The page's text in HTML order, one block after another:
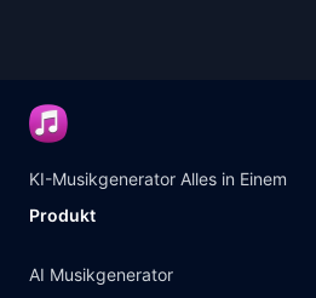
KI-Musikgenerator Alles in Einem
Produkt
AI Musikgenerator